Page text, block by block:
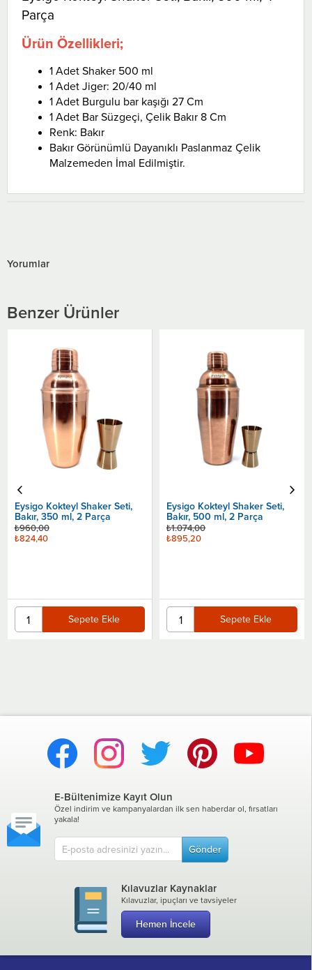
Parça
Ürün Özellikleri;
1 Adet Shaker 500 ml
1 Adet Jiger: 20/40 ml
1 Adet Burgulu bar kaşığı 27 Cm
1 Adet Bar Süzgeçi, Çelik Bakır 8 Cm
Renk: Bakır
Bakır Görünümlü Dayanıklı Paslanmaz Çelik
Malzemeden İmal Edilmiştir.
Yorumlar
Benzer Ürünler
Eysigo Kokteyl Shaker Seti,
Bakır, 500 ml, 2 Parça
₺895,20
₺1.074,00
Sepete Ekle
Eysigo Kokteyl Shaker Seti,
Bakır, 700 ml, 2 Parça
₺1.140,00
Sepete Ekle
E-Bültenimize Kayıt Olun
Özel indirim ve kampanyalardan ilk sen haberdar ol, fırsatları
yakala!
Gönder
Kılavuzlar Kaynaklar
Kılavuzlar, ipuçları ve tavsiyeler
Hemen İncele